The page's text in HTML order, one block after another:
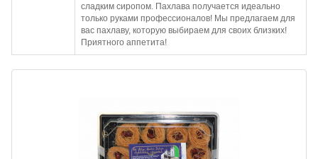
сладким сиропом. Пахлава получается идеально
только руками профессионалов! Мы предлагаем для
вас пахлаву, которую выбираем для своих близких!
Приятного аппетита!